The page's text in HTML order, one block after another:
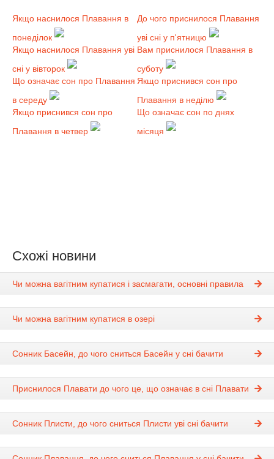
Якщо наснилося Плавання в
понеділок
Якщо наснилося Плавання уві
сні у вівторок
Що означає сон про Плавання
в середу
Якщо приснився сон про
Плавання в четвер
До чого приснилося Плавання
уві сні у п'ятницю
Вам приснилося Плавання в
суботу
Якщо приснився сон про
Плавання в неділю
Що означає сон по днях
місяця
Схожі новини
Чи можна вагітним купатися і засмагати, основні правила
Чи можна вагітним купатися в озері
Сонник Басейн, до чого сниться Басейн у сні бачити
Приснилося Плавати до чого це, що означає в сні Плавати
Сонник Плисти, до чого сниться Плисти уві сні бачити